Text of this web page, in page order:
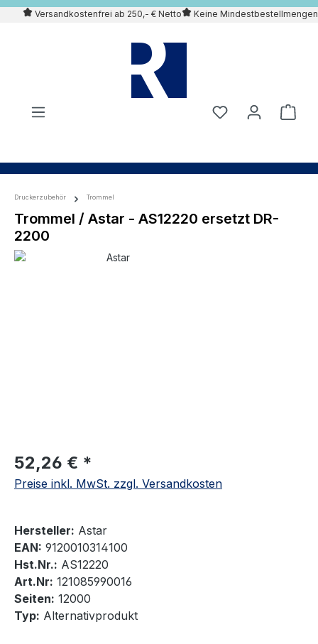
springen
Versandkostenfrei ab 250,- € Netto Keine Mindestbestellmengen
Druckerzubehör Trommel
Trommel / Astar - AS12220 ersetzt DR-
2200
52,26 € *
Preise inkl. MwSt. zzgl. Versandkosten
Hersteller: Astar
EAN: 9120010314100
Hst.Nr.: AS12220
Art.Nr: 121085990016
Seiten: 12000
Typ: Alternativprodukt